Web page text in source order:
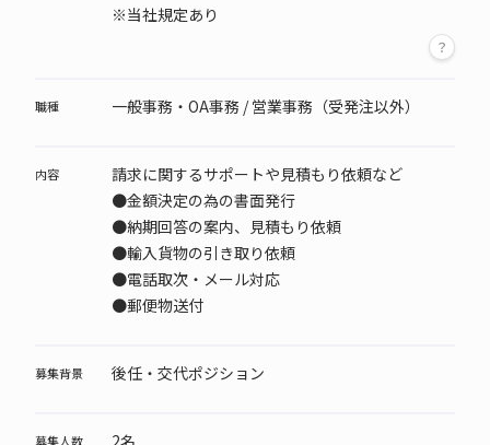
※当社規定あり
職種 一般事務・OA事務 / 営業事務（受発注以外）
内容
請求に関するサポートや見積もり依頼など
●金額決定の為の書面発行
●納期回答の案内、見積もり依頼
●輸入貨物の引き取り依頼
●電話取次・メール対応
●郵便物送付
募集背景 後任・交代ポジション
募集人数 2名